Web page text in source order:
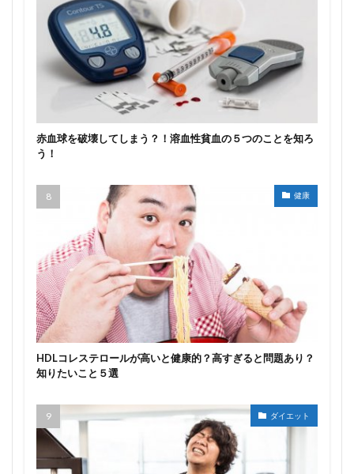
赤血球を破壊してしまう？！溶血性貧血の５つのことを知ろ
う！
健康
HDLコレステロールが高いと健康的？高すぎると問題あり？
知りたいこと５選
ダイエット